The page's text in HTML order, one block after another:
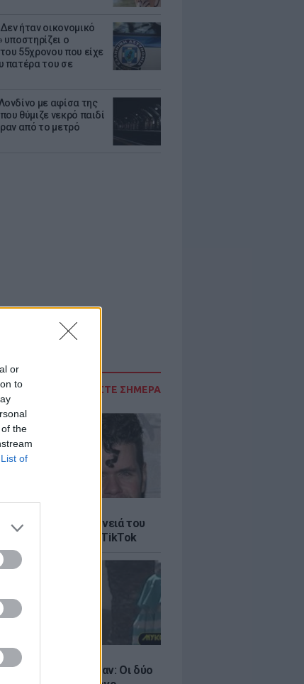
or
to
the
List of
ήταν οικονομικό
υποστηρίζει ο
55χρονου που είχε
πατέρα του σε
με αφίσα της
θύμιζε νεκρό παιδί
από το μετρό
ΔΙΑΒΑΣΤΕ ΣΗΜΕΡΑ
Τι λέει η οικογένειά του
live στο TikTok
και Νικόλ Κίντμαν: Οι δύο